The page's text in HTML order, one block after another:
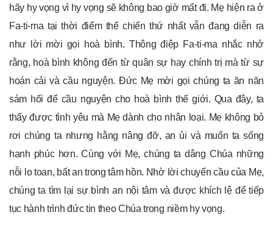
hãy hy vọng vì hy vọng sẽ không bao giờ mất đi. Mẹ hiện ra ở
Fa-ti-ma tại thời điểm thế chiến thứ nhất vẫn đang diễn ra
như lời mời gọi hoà bình. Thông điệp Fa-ti-ma nhắc nhở
rằng, hoà bình không đến từ quân sự hay chính trị mà từ sự
hoán cải và cầu nguyện. Đức Mẹ mời gọi chúng ta ăn năn
sám hối để cầu nguyện cho hoà bình thế giới. Qua đây, ta
thấy được tình yêu mà Mẹ dành cho nhân loại. Mẹ không bỏ
rơi chúng ta nhưng hằng nâng đỡ, an ủi và muốn ta sống
hạnh phúc hơn. Cùng với Mẹ, chúng ta dâng Chúa những
nỗi lo toan, bất an trong tâm hồn. Nhờ lời chuyển cầu của Mẹ,
chúng ta tìm lại sự bình an nội tâm và được khích lệ để tiếp
tục hành trình đức tin theo Chúa trong niềm hy vọng.